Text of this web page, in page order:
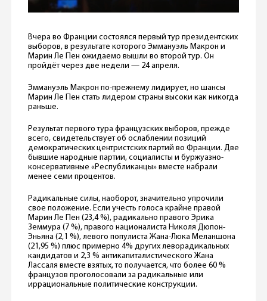
Вчера во Франции состоялся первый тур президентских
выборов, в результате которого Эммануэль Макрон и
Марин Ле Пен ожидаемо вышли во второй тур. Он
пройдёт через две недели — 24 апреля.
Эммануэль Макрон по-прежнему лидирует, но шансы
Марин Ле Пен стать лидером страны высоки как никогда
раньше.
Результат первого тура французских выборов, прежде
всего, свидетельствует об ослаблении позиций
демократических центристских партий во Франции. Две
бывшие народные партии, социалисты и буржуазно-
консервативные «Республиканцы» вместе набрали
менее семи процентов.
Радикальные силы, наоборот, значительно упрочили
свое положение. Если учесть голоса крайне правой
Марин Ле Пен (23,4 %), радикально правого Эрика
Земмура (7 %), правого националиста Николя Дюпон-
Эньяна (2,1 %), левого популиста Жана-Люка Меланшона
(21,95 %) плюс примерно 4% других леворадикальных
кандидатов и 2,3 % антикапиталистического Жана
Лассаля вместе взятых, то получается, что более 60 %
французов проголосовали за радикальные или
иррациональные политические конструкции.